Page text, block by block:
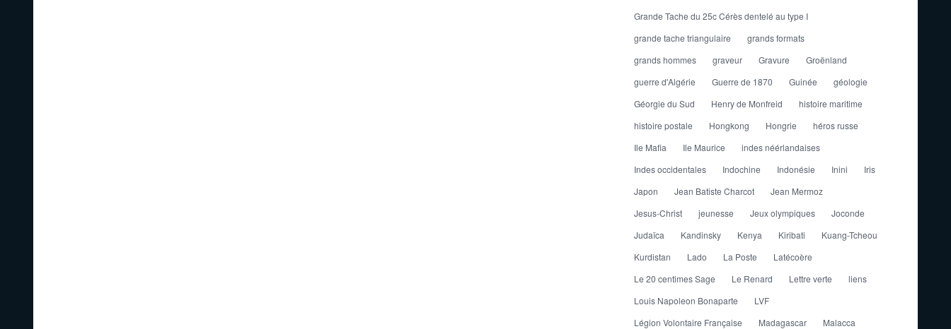
Grande Tache du 25c Cérès dentelé au type I
grande tache triangulaire
grands formats
grands hommes
graveur Gravure
Groënland
guerre d'Algérie
Guerre de 1870 Guinée
géologie
Géorgie du Sud
Henry de Monfreid
histoire maritime
histoire postale
Hongkong Hongrie
héros russe
Ile Mafia
Ile Maurice
indes néérlandaises
Indes occidentales
Indochine Indonésie Inini
Iris
Japon
Jean Batiste Charcot
Jean Mermoz
Jesus-Christ
jeunesse Jeux olympiques
Joconde
Judaïca
Kandinsky Kenya Kiribati
Kuang-Tcheou
Kurdistan
Lado La Poste
Latécoère
Le 20 centimes Sage
Le Renard Lettre verte
liens
Louis Napoleon Bonaparte
LVF
Légion Volontaire Française
Madagascar
Malacca